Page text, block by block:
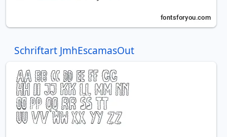
Schriftart JmhEscamasOut